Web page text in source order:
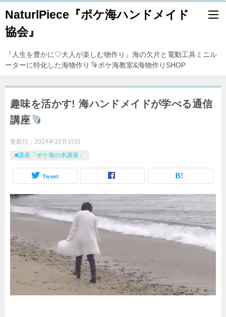
NaturlPiece『ポケ海ハンドメイド
協会』
『人生を豊かに♡大人が楽しむ物作り』海の欠片と電動工具ミニル
ーターに特化した海物作り
ポケ海教室&海物作りSHOP
趣味を活かす! 海ハンドメイドが学べる通信
講座
更新日： 2024年10月15日
■講座「ポケ海の本講座」
Tweet